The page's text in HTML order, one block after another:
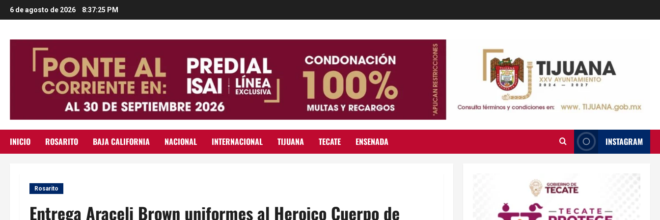
Saltar
al
6 de agosto de 2026 8:37:26 PM
INICIO ROSARITO BAJA CALIFORNIA NACIONAL INTERNACIONAL TIJUANA TECATE ENSENADA INSTAGRAM
Rosarito
Entrega Araceli Brown uniformes al Heroico Cuerpo de